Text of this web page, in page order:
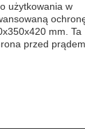
użytkowania w
mm. Ta
przed